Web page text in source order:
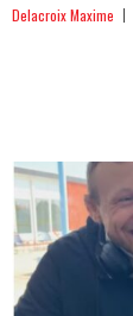
Delacroix Maxime